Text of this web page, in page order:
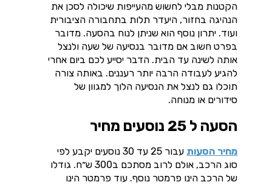
הקטנות מבלי לחשוש מהעייפות שיכולה לסכן את
הנהיגה בחזור, היעדר תלות בתחבורה הציבורית
ועוד. יתרון נוסף הוא שניתן לנוח בהסעה. מדובר
בפרט חשוב אם מדובר בנסיעה של שעה ולנצל
אותה לשינה עד הבית. הדבר יסייע לכם ביום אחרי
להגיע לעבודה הרבה יותר רעננים. באותה צורה
תוכלו גם לנצל את הנסיעה הלוך למגוון של
סידורים או מנוחה.
הסעה ל 25 נוסעים מחיר
מחיר הסעות
עבור 25 עד 30 נוסעים יקבע לפי
סוג הרכב, אולם לרוב מסתכם ב300 ש״ח. גודלו
של הרכב הינו פרמטר נוסף. עוד פרמטר הינו